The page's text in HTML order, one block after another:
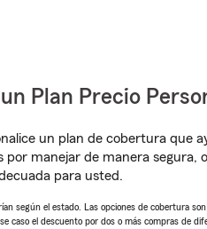
Plan Precio
un plan de cobertura que
manejar de manera
para usted.
según el estado. Las opciones de cobertura
caso el descuento por dos o más compras de